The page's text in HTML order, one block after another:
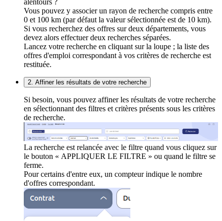
alentours ?
Vous pouvez y associer un rayon de recherche compris entre
0 et 100 km (par défaut la valeur sélectionnée est de 10 km).
Si vous recherchez des offres sur deux départements, vous
devez alors effectuer deux recherches séparées.
Lancez votre recherche en cliquant sur la loupe ; la liste des
offres d'emploi correspondant à vos critères de recherche est
restituée.
2. Affiner les résultats de votre recherche
Si besoin, vous pouvez affiner les résultats de votre recherche
en sélectionnant des filtres et critères présents sous les critères
de recherche.
La recherche est relancée avec le filtre quand vous cliquez sur
le bouton « APPLIQUER LE FILTRE » ou quand le filtre se
ferme.
Pour certains d'entre eux, un compteur indique le nombre
d'offres correspondant.